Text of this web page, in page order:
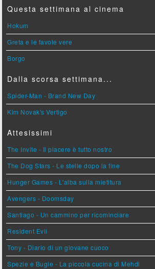
Questa settimana al cinema
Hokum
Greta e le favole vere
Borgo
Dalla scorsa settimana...
Spider-Man - Brand New Day
Kim Novak's Vertigo
Attesissimi
The Invite - Il piacere è tutto nostro
The Dog Stars - Le stelle dopo la fine
Hunger Games - L'alba sulla mietitura
Avengers - Doomsday
Santiago - Un cammino per ricominciare
Resident Evil
Tony - Diario di un giovane cuoco
Spezie e Bugie - La piccola cucina di Mehdi